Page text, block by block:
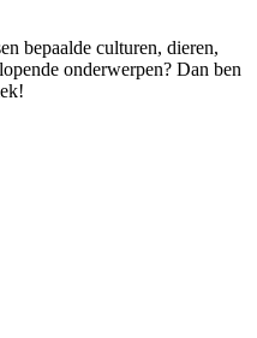
bepaalde culturen, dieren,
onderwerpen? Dan ben